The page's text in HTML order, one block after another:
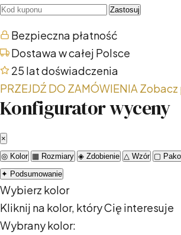
Zastosuj
Bezpieczna płatność
Dostawa w całej Polsce
25 lat doświadczenia
PRZEJDŹ DO ZAMÓWIENIA Zobacz
Konfigurator wyceny
×
◎ Kolor ▦ Rozmiary ◈ Zdobienie △ Wzór ▢
✦ Podsumowanie
Wybierz kolor
Kliknij na kolor, który Cię interesuje
Wybrany kolor: